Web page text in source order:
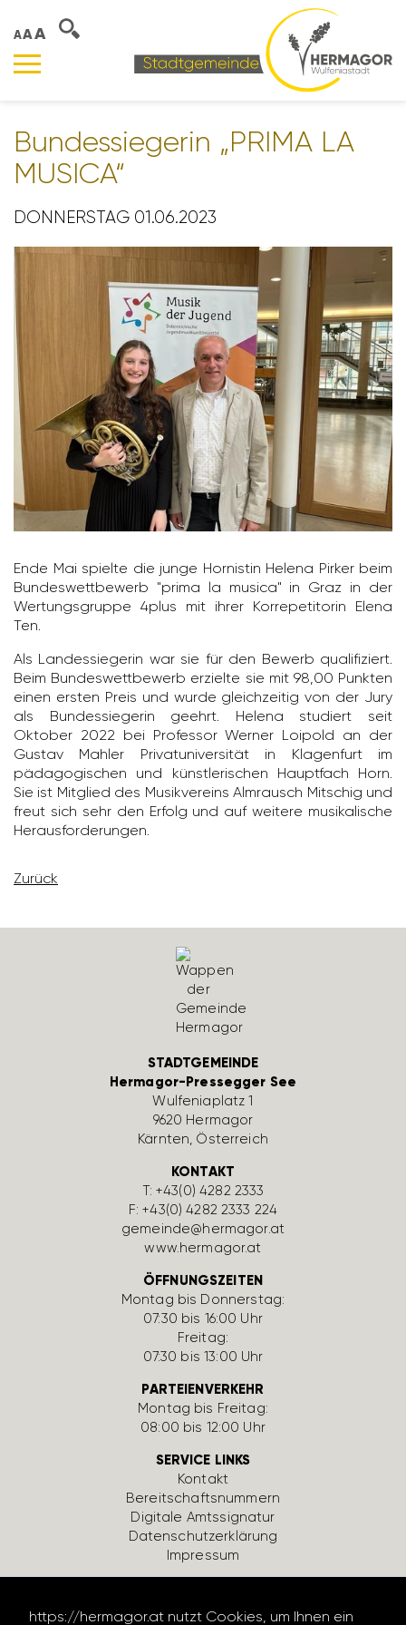
https://hermagor.at nutzt Cookies, um Ihnen ein
AAA
Bundes­sie­gerin „PRIMA LA
MUSICA“
DONNERSTAG 01.06.2023
Ende Mai spielte die junge Hornistin Helena Pirker beim
Bundes­wett­be­werb "prima la musica" in Graz in der
Wertungs­gruppe 4plus mit ihrer Korre­pe­ti­torin Elena
Ten.
Als Landes­sie­gerin war sie für den Bewerb quali­fi­ziert.
Beim Bundes­wett­be­werb erzielte sie mit 98,00 Punkten
einen ersten Preis und wurde gleich­zeitig von der Jury
als Bundes­sie­gerin geehrt. Helena studiert seit
Oktober 2022 bei Professor Werner Loipold an der
Gustav Mahler Privat­uni­ver­sität in Klagen­furt im
pädago­gi­schen und künst­le­ri­schen Haupt­fach Horn.
Sie ist Mitglied des Musik­ver­eins Almrausch Mitschig und
freut sich sehr den Erfolg und auf weitere musi­ka­li­sche
Heraus­for­de­rungen.
Zurück
STADTGEMEINDE
Hermagor-Pressegger See
Wulfe­nia­platz 1
9620 Hermagor
Kärnten, Öster­reich
KONTAKT
T:+43(0) 4282 2333
F: +43(0) 4282 2333 224
gemeinde@hermagor.at
www.hermagor.at
ÖFFNUNGSZEITEN
Montag bis Donnerstag:
07:30 bis 16:00 Uhr
Freitag:
07:30 bis 13:00 Uhr
PARTEIENVERKEHR
Montag bis Freitag:
08:00 bis 12:00 Uhr
SERVICE LINKS
Kontakt
Bereit­schafts­num­mern
Digi­tale Amts­si­gnatur
Daten­schutz­er­klä­rung
Impressum